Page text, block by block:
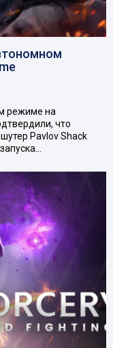
режиме на
что
Pavlov Shack